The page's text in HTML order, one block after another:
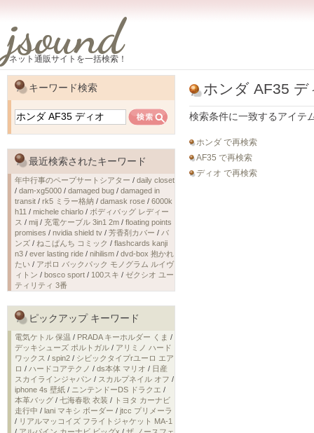
jsound
ネット通販サイトを一括検索！
ホンダ AF35 デ
検索条件に一致するアイテ
ホンダ で再検索
AF35 で再検索
ディオ で再検索
キーワード検索
最近検索されたキーワード
年中行事のペープサートシアター / daily closet
/ dam-xg5000 / damaged bug / damaged in
transit / rk5 ミラー格納 / damask rose / 6000k
h11 / michele chiarlo / ボディバッグ レディー
ス / mij / 充電ケーブル 3in1 2m / floating points
promises / nvidia shield tv / 芳香剤カバー / バ
ンズ / ねこぱんち コミック / flashcards kanji
n3 / ever lasting ride / nihilism / dvd-box 抱かれ
たい / アポロ バックパック モノグラム ルイヴ
ィトン / bosco sport / 100スキ / ゼクシオ ユー
ティリティ 3番
ピックアップ キーワード
電気ケトル 保温 / PRADA キーホルダー くま /
デッキシューズ ポルトガル / アリミノ ハード
ワックス / spin2 / シビックタイプrユーロ エア
ロ / ハードコアテクノ / ds本体 マリオ / 日産
スカイラインジャパン / スカルプネイル オフ /
iphone 4s 壁紙 / ニンテンドーDS ドラクエ /
本革バッグ / 七海春歌 衣装 / トヨタ カーナビ
走行中 / lani マキシ ボーダー / jtcc プリメーラ
/ リアルマッコイズ フライトジャケット MA-1